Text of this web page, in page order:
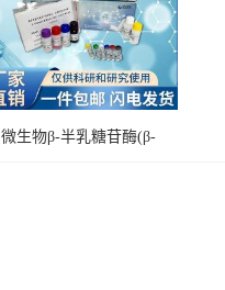
微生物β-半乳糖苷酶(β-